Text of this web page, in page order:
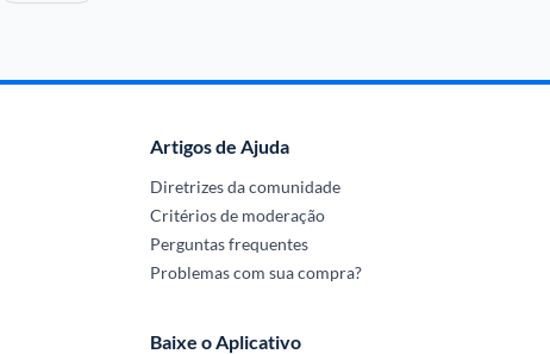
Artigos de Ajuda
Diretrizes da comunidade
Critérios de moderação
Perguntas frequentes
Problemas com sua compra?
Baixe o Aplicativo